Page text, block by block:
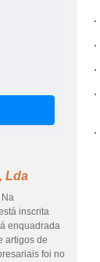
Lda
Na
inscrita
enquadrada
artigos de
foi no